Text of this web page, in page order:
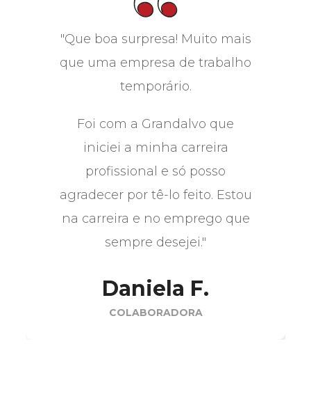
"Que boa surpresa! Muito mais
que uma empresa de trabalho
temporário.
Foi com a Grandalvo que
iniciei a minha carreira
profissional e só posso
agradecer por tê-lo feito. Estou
na carreira e no emprego que
sempre desejei."
Daniela F.
COLABORADORA